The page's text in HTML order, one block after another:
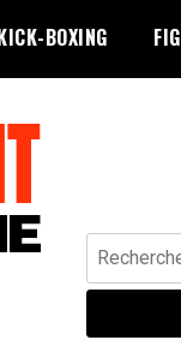
BOXING
Rechercher